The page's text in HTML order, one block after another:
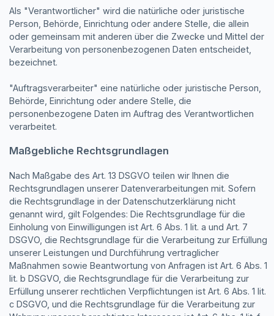
Als "Verantwortlicher" wird die natürliche oder juristische
Person, Behörde, Einrichtung oder andere Stelle, die allein
oder gemeinsam mit anderen über die Zwecke und Mittel der
Verarbeitung von personenbezogenen Daten entscheidet,
bezeichnet.
"Auftragsverarbeiter" eine natürliche oder juristische Person,
Behörde, Einrichtung oder andere Stelle, die
personenbezogene Daten im Auftrag des Verantwortlichen
verarbeitet.
Maßgebliche Rechtsgrundlagen
Nach Maßgabe des Art. 13 DSGVO teilen wir Ihnen die
Rechtsgrundlagen unserer Datenverarbeitungen mit. Sofern
die Rechtsgrundlage in der Datenschutzerklärung nicht
genannt wird, gilt Folgendes: Die Rechtsgrundlage für die
Einholung von Einwilligungen ist Art. 6 Abs. 1 lit. a und Art. 7
DSGVO, die Rechtsgrundlage für die Verarbeitung zur Erfüllung
unserer Leistungen und Durchführung vertraglicher
Maßnahmen sowie Beantwortung von Anfragen ist Art. 6 Abs. 1
lit. b DSGVO, die Rechtsgrundlage für die Verarbeitung zur
Erfüllung unserer rechtlichen Verpflichtungen ist Art. 6 Abs. 1 lit.
c DSGVO, und die Rechtsgrundlage für die Verarbeitung zur